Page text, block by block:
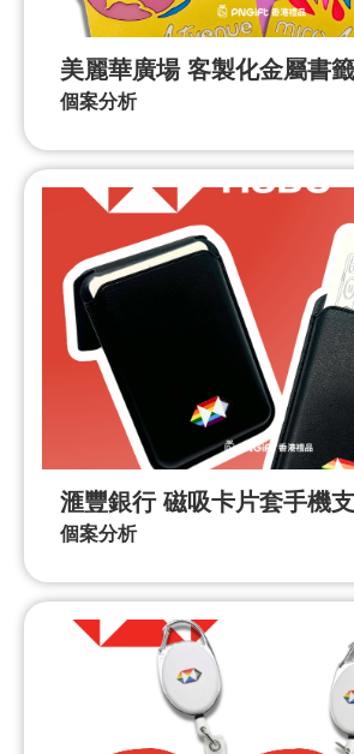
美麗華廣場 客製化金屬書籤
個案分析
滙豐銀行 磁吸卡片套手機
個案分析